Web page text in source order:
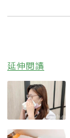
延伸閱讀